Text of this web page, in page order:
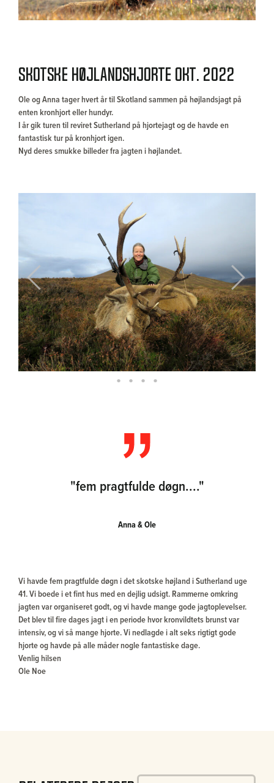
Skotske højlandshjorte okt. 2022
Ole og Anna tager hvert år til Skotland sammen på højlandsjagt på
enten kronhjort eller hundyr.
I år gik turen til reviret Sutherland på hjortejagt og de havde en
fantastisk tur på kronhjort igen.
Nyd deres smukke billeder fra jagten i højlandet.
Previous Next
"fem pragtfulde døgn...."
Anna & Ole
Vi havde fem pragtfulde døgn i det skotske højland i Sutherland uge
41. Vi boede i et fint hus med en dejlig udsigt. Rammerne omkring
jagten var organiseret godt, og vi havde mange gode jagtoplevelser.
Det blev til fire dages jagt i en periode hvor kronvildtets brunst var
intensiv, og vi så mange hjorte. Vi nedlagde i alt seks rigtigt gode
hjorte og havde på alle måder nogle fantastiske dage.
Venlig hilsen
Ole Noe